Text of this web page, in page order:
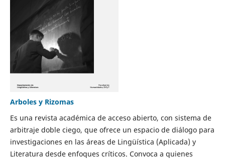
Arboles y Rizomas
Es una revista académica de acceso abierto, con sistema de
arbitraje doble ciego, que ofrece un espacio de diálogo para
investigaciones en las áreas de Lingüística (Aplicada) y
Literatura desde enfoques críticos. Convoca a quienes